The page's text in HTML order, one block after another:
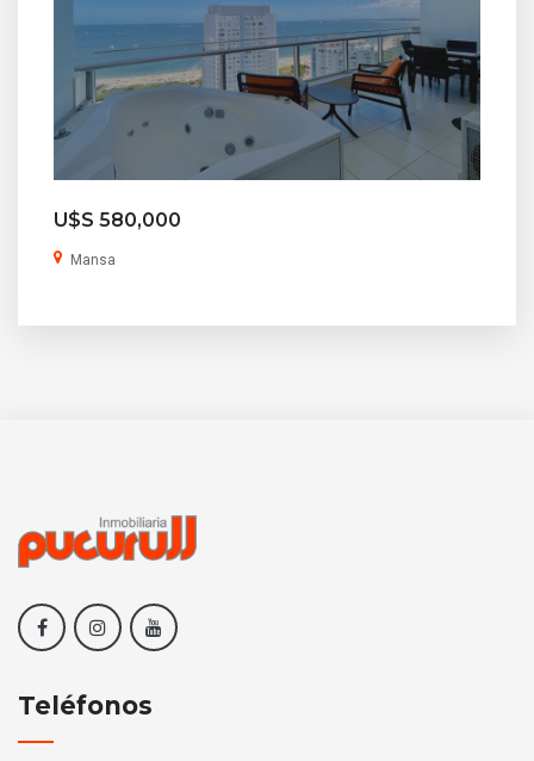
U$S 580,000
Mansa
Teléfonos